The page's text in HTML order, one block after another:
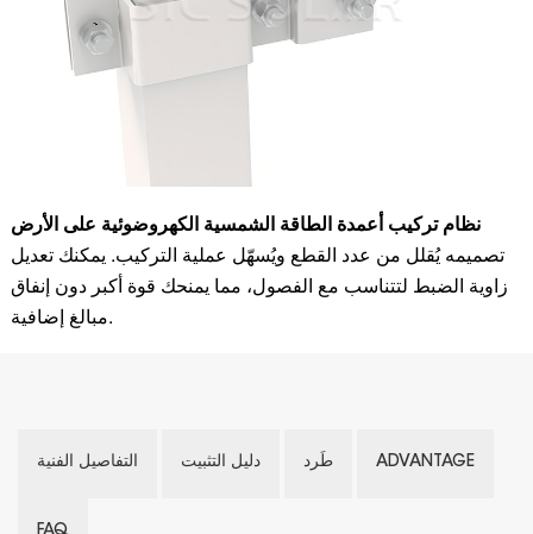
نظام تركيب أعمدة الطاقة الشمسية الكهروضوئية على الأرض
تصميمه يُقلل من عدد القطع ويُسهّل عملية التركيب. يمكنك تعديل
زاوية الضبط لتتناسب مع الفصول، مما يمنحك قوة أكبر دون إنفاق
مبالغ إضافية.
التفاصيل الفنية دليل التثبيت طَرد ADVANTAGE